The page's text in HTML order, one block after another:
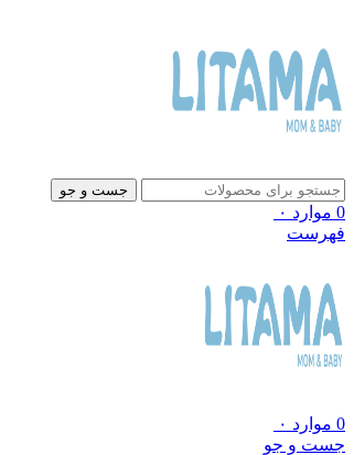
جست و جو
0 موارد ۰
فهرست
0 موارد ۰
جست و جو